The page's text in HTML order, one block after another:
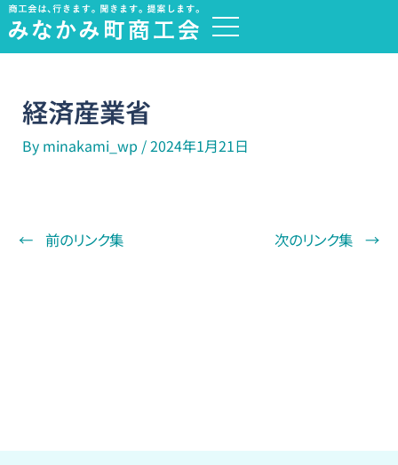
内
容
経済産業省
By minakami_wp /2024年1月21日
← 前のリンク集 次のリンク集 →